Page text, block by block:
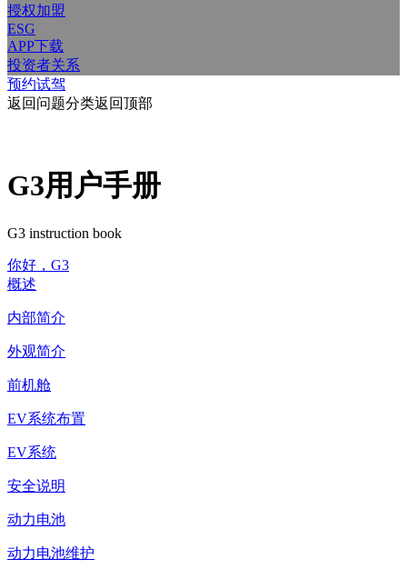
授权加盟
ESG
APP下载
投资者关系
预约试驾
返回问题分类返回顶部
G3用户手册
G3 instruction book
你好，G3
概述
内部简介
外观简介
前机舱
EV系统布置
EV系统
安全说明
动力电池
动力电池维护